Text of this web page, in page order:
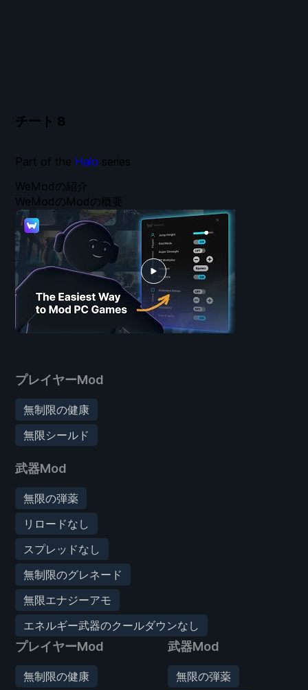
チート 8
プレイヤーMod
無制限の健康
無限シールド
武器Mod
無限の弾薬
リロードなし
スプレッドなし
無制限のグレネード
無限エナジーアモ
エネルギー武器のクールダウンなし
プレイヤーMod
無制限の健康
武器Mod
無限の弾薬
WeModの紹介
WeModのModの概要
Part of the Halo series